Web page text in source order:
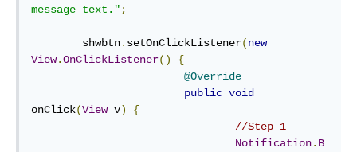
message text." ;
      	shwbtn
. setOnClickListener(new
View.OnClickListener()
{
@Override
public void
onClick(View v)
{
//Step 1
Notification. B